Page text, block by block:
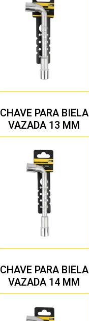
CHAVE PARA BIELA
VAZADA 13 MM
CHAVE PARA BIELA
VAZADA 14 MM